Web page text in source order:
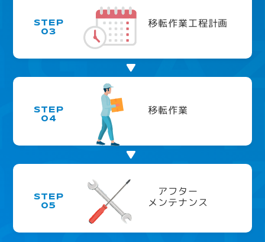
STEP
03
移転作業工程計画
STEP
04
移転作業
STEP
05
アフター
メンテナンス